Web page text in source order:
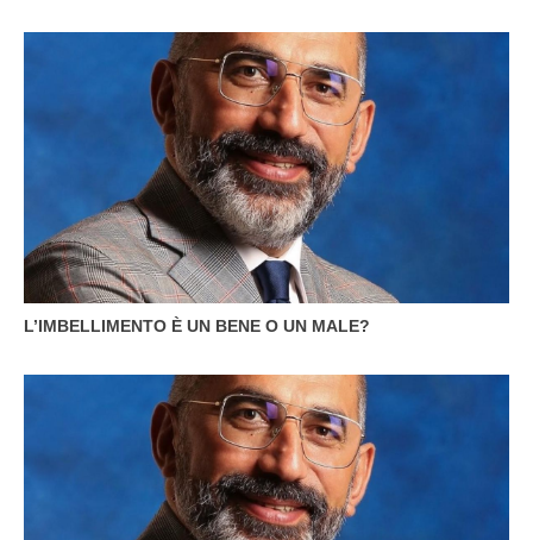
L’IMBELLIMENTO È UN BENE O UN MALE?